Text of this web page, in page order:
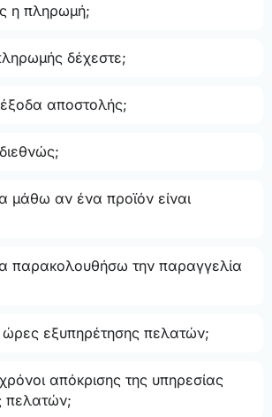
η πληρωμή;
δέχεστε;
έξοδα αποστολής;
αν ένα προϊόν είναι
παρακολουθήσω την παραγγελία
ώρες εξυπηρέτησης πελατών;
χρόνοι απόκρισης της υπηρεσίας
πελατών;